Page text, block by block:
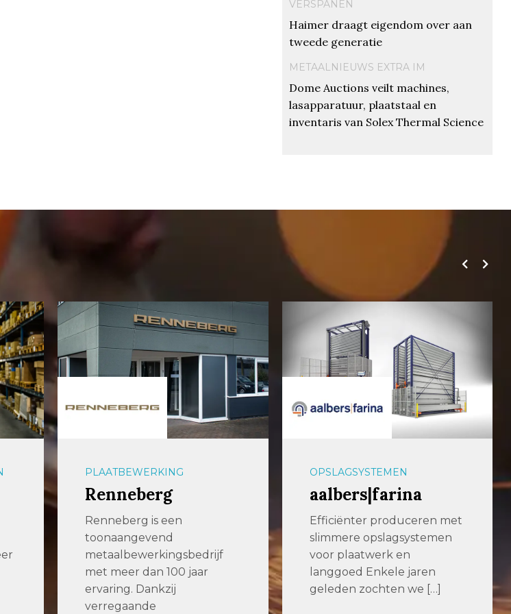
VERSPANEN
Haimer draagt eigendom over aan
tweede generatie
METAALNIEUWS EXTRA IM
Dome Auctions veilt machines,
lasapparatuur, plaatstaal en
inventaris van Solex Thermal Science
OPSLAGSYSTEMEN
aalbers|farina
Efficiënter produceren met
slimmere opslagsystemen
voor plaatwerk en
langgoed Enkele jaren
geleden zochten we […]
PLAATBEWERKING
Baas Metaal
Metaalbedrijf Baas in Almelo
is al meer dan 25 jaar een
betrouwbare en
klantgericht […]